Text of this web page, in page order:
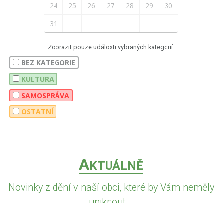
24
25 26 27 28 29
30
31
Zobrazit pouze události vybraných kategorií:
BEZ KATEGORIE
KULTURA
SAMOSPRÁVA
OSTATNÍ
AKTUÁLNĚ
Novinky z dění v naší obci, které by Vám neměly